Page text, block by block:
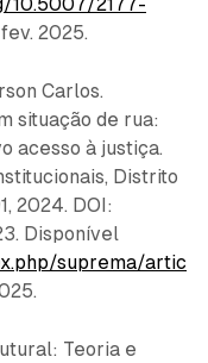
2025.
Carlos.
situação de rua:
acesso à justiça.
Distrito
2024. DOI:
Disponível
suprema/artic
Teoria e